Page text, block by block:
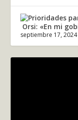
Orsi: «En mi
septiembre 17, 2024